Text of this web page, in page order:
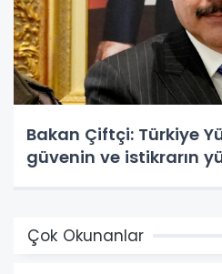
Bakan Çiftçi: Türkiye
güvenin ve istikrarın
Çok Okunanlar